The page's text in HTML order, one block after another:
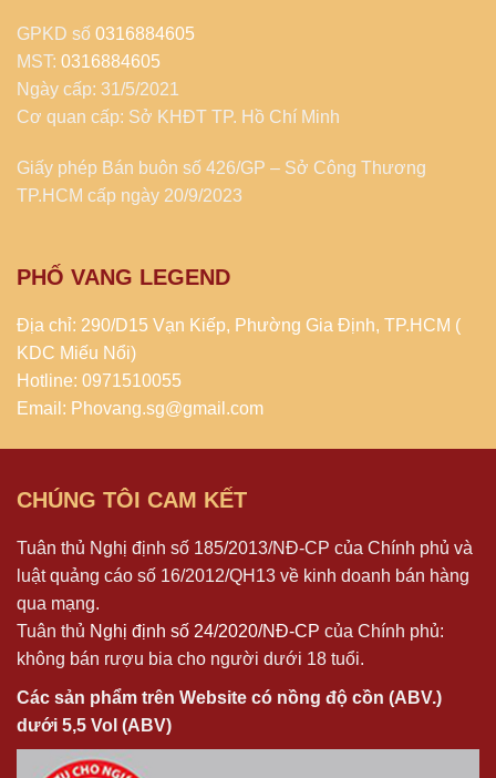
GPKD số 0316884605
MST: 0316884605
Ngày cấp: 31/5/2021
Cơ quan cấp: Sở KHĐT TP. Hồ Chí Minh
Giấy phép Bán buôn số 426/GP – Sở Công Thương
TP.HCM cấp ngày 20/9/2023
PHỐ VANG LEGEND
Địa chỉ: 290/D15 Vạn Kiếp, Phường Gia Định, TP.HCM (
KDC Miếu Nổi)
Hotline: 0971510055
Email: Phovang.sg@gmail.com
CHÚNG TÔI CAM KẾT
Tuân thủ Nghị định số 185/2013/NĐ-CP của Chính phủ và
luật quảng cáo số 16/2012/QH13 về kinh doanh bán hàng
qua mạng.
Tuân thủ Nghị định số 24/2020/NĐ-CP của Chính phủ:
không bán rượu bia cho người dưới 18 tuổi.
Các sản phẩm trên Website có nồng độ cồn (ABV.)
dưới 5,5 Vol (ABV)